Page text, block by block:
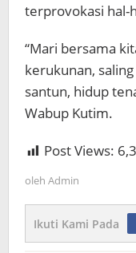
terprovokasi hal-
“Mari bersama
kerukunan,
santun, hidup
Wabup Kutim.
Post Views:
oleh Admin
Ikuti Kami Pada